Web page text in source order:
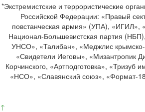
*Экстремистские и террористические
Российской Федерации: «Правый
повстанческая армия» (УПА), «ИГИЛ»,
Национал-Большевистская партия
УНСО», «Талибан», «Меджлис крымско-
«Свидетели Иеговы», «Мизантропик
Корчинского, «Артподготовка», «Тризуб
«НСО», «Славянский союз», «Формат-
↑